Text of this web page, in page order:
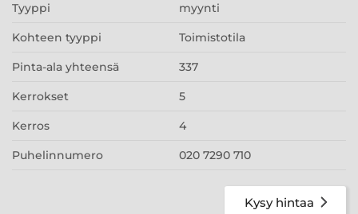
Tyyppi myynti
Kohteen tyyppi Toimistotila
Pinta-ala yhteensä 337
Kerrokset 5
Kerros 4
Puhelinnumero 020 7290 710
Kysy hintaa